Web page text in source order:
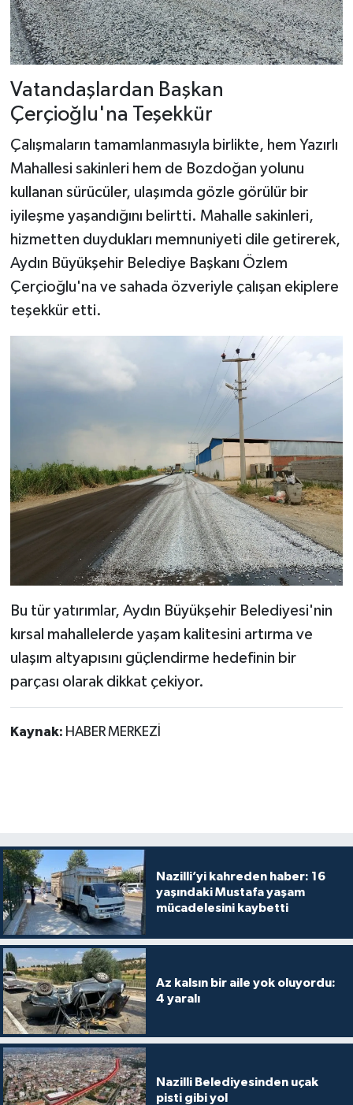
Vatandaşlardan Başkan
Çerçioğlu'na Teşekkür
Çalışmaların tamamlanmasıyla birlikte, hem Yazırlı
Mahallesi sakinleri hem de Bozdoğan yolunu
kullanan sürücüler, ulaşımda gözle görülür bir
iyileşme yaşandığını belirtti. Mahalle sakinleri,
hizmetten duydukları memnuniyeti dile getirerek,
Aydın Büyükşehir Belediye Başkanı Özlem
Çerçioğlu'na ve sahada özveriyle çalışan ekiplere
teşekkür etti.
Bu tür yatırımlar, Aydın Büyükşehir Belediyesi'nin
kırsal mahallelerde yaşam kalitesini artırma ve
ulaşım altyapısını güçlendirme hedefinin bir
parçası olarak dikkat çekiyor.
Kaynak: HABER MERKEZİ
Nazilli’yi kahreden haber: 16
yaşındaki Mustafa yaşam
mücadelesini kaybetti
Az kalsın bir aile yok oluyordu:
4 yaralı
Nazilli Belediyesinden uçak
pisti gibi yol